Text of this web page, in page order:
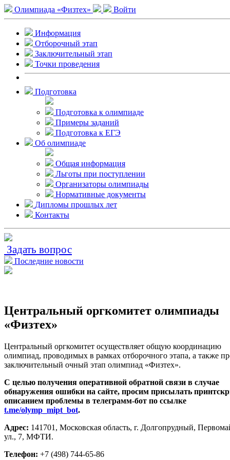
Олимпиада «Физтех» Войти
Информация
Отборочный этап
Заключительный этап
Точки проведения
Подготовка
Подготовка к олимпиаде
Примеры заданий
Подготовка к ЕГЭ
Об олимпиаде
Общая информация
Льготы при поступлении
Организаторы олимпиады
Нормативные документы
Дипломы прошлых лет
Контакты
Задать вопрос
Последние новости
Центральный оргкомитет олимпиады
«Физтех»
Центральный оргкомитет осуществляет общую координацию
олимпиад, проводимых в рамках отборочного этапа, а также
заключительный очный этап олимпиад «Физтех».
С целью получения оперативной обратной связи в случае
обнаружения ошибки на сайте, просим присылать
описанием проблемы в телеграмм-бот по ссылке
t.me/olymp_mipt_bot.
Адрес: 141701, Московская область, г. Долгопрудный,
ул., 7, МФТИ.
Телефон: +7 (498) 744-65-86